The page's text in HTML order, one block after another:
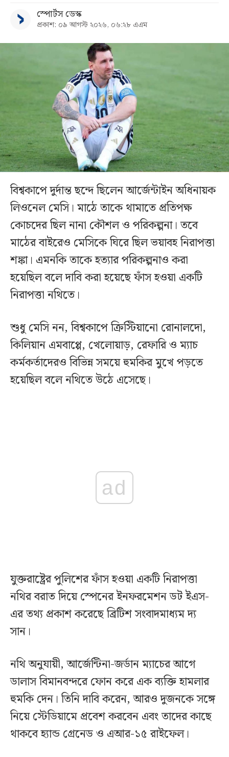
স্পোর্টস ডেস্ক
প্রকাশ: ০৯ আগস্ট ২০২৬, ০৬:২৮ এএম
বিশ্বকাপে দুর্দান্ত ছন্দে ছিলেন আর্জেন্টাইন অধিনায়ক
লিওনেল মেসি। মাঠে তাকে থামাতে প্রতিপক্ষ
কোচদের ছিল নানা কৌশল ও পরিকল্পনা। তবে
মাঠের বাইরেও মেসিকে ঘিরে ছিল ভয়াবহ নিরাপত্তা
শঙ্কা। এমনকি তাকে হত্যার পরিকল্পনাও করা
হয়েছিল বলে দাবি করা হয়েছে ফাঁস হওয়া একটি
নিরাপত্তা নথিতে।
শুধু মেসি নন, বিশ্বকাপে ক্রিস্টিয়ানো রোনালদো,
কিলিয়ান এমবাপ্পে, খেলোয়াড়, রেফারি ও ম্যাচ
কর্মকর্তাদেরও বিভিন্ন সময়ে হুমকির মুখে পড়তে
হয়েছিল বলে নথিতে উঠে এসেছে।
ad
যুক্তরাষ্ট্রের পুলিশের ফাঁস হওয়া একটি নিরাপত্তা
নথির বরাত দিয়ে স্পেনের ইনফরমেশন ডট ইএস-
এর তথ্য প্রকাশ করেছে ব্রিটিশ সংবাদমাধ্যম দ্য
সান।
নথি অনুযায়ী, আর্জেন্টিনা-জর্ডান ম্যাচের আগে
ডালাস বিমানবন্দরে ফোন করে এক ব্যক্তি হামলার
হুমকি দেন। তিনি দাবি করেন, আরও দুজনকে সঙ্গে
নিয়ে স্টেডিয়ামে প্রবেশ করবেন এবং তাদের কাছে
থাকবে হ্যান্ড গ্রেনেড ও এআর-১৫ রাইফেল।